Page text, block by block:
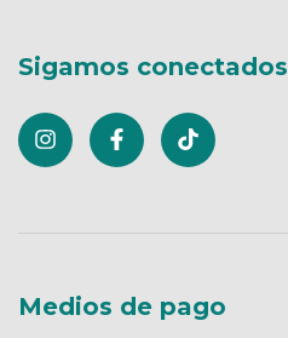
Sigamos conectados
Medios de pago